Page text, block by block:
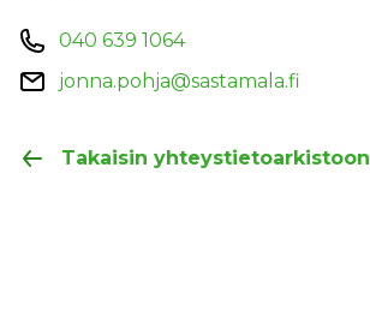
040 639 1064
jonna.pohja@sastamala.fi
Takaisin yhteystietoarkistoon